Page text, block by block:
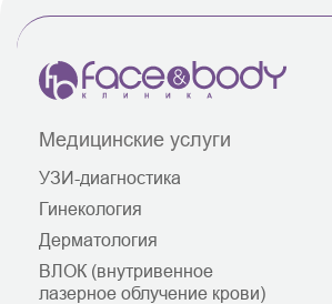
Медицинские услуги
УЗИ-диагностика
Гинекология
Дерматология
ВЛОК (внутривенное
лазерное облучение крови)